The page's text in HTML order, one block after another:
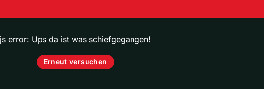
js error: Ups da ist was schiefgegangen!
Erneut versuchen